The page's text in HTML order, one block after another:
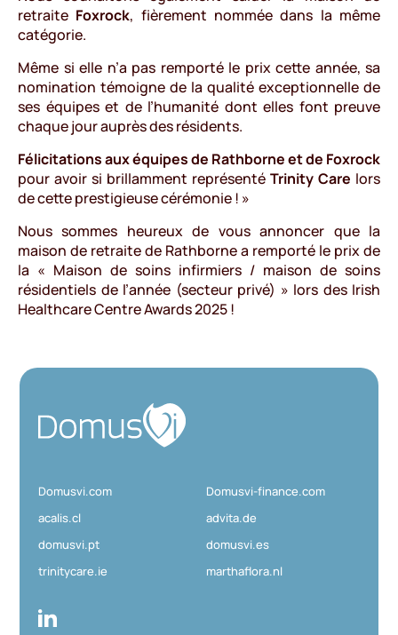
retraite Foxrock, fièrement nommée dans la même
catégorie.
Même si elle n’a pas remporté le prix cette année, sa
nomination témoigne de la qualité exceptionnelle de
ses équipes et de l’humanité dont elles font preuve
chaque jour auprès des résidents.
Félicitations aux équipes de Rathborne et de Foxrock
pour avoir si brillamment représenté Trinity Care lors
de cette prestigieuse cérémonie ! »
Nous sommes heureux de vous annoncer que la
maison de retraite de Rathborne a remporté le prix de
la « Maison de soins infirmiers / maison de soins
résidentiels de l’année (secteur privé) » lors des Irish
Healthcare Centre Awards 2025 !
Domusvi.com
Domusvi-finance.com
acalis.cl
advita.de
domusvi.pt
domusvi.es
trinitycare.ie
marthaflora.nl